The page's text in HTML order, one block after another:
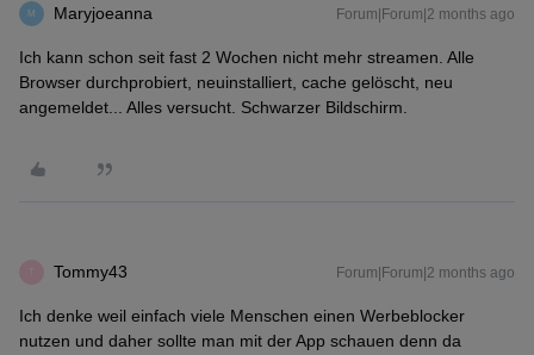
M Maryjoeanna Forum|Forum|2 months ago
Ich kann schon seit fast 2 Wochen nicht mehr streamen. Alle
Browser durchprobiert, neuinstalliert, cache gelöscht, neu
angemeldet... Alles versucht. Schwarzer Bildschirm.
Tommy43 Forum|Forum|2 months ago
Ich denke weil einfach viele Menschen einen Werbeblocker
nutzen und daher sollte man mit der App schauen denn da